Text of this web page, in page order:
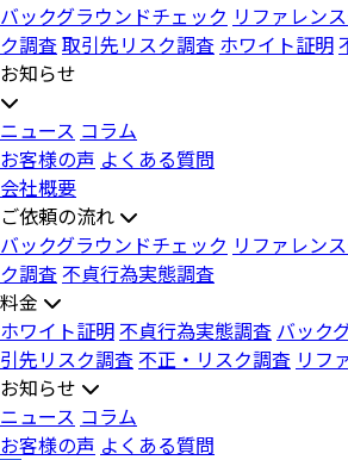
バックグラウンドチェック リファレン
ク調査取引先リスク調査 ホワイト証明
お知らせ
ニュース コラム
お客様の声 よくある質問
会社概要
ご依頼の流れ
バックグラウンドチェック リファレン
ク調査不貞行為実態調査
料金
ホワイト証明不貞行為実態調査 バック
引先リスク調査不正・リスク調査 リフ
お知らせ
ニュース コラム
お客様の声 よくある質問